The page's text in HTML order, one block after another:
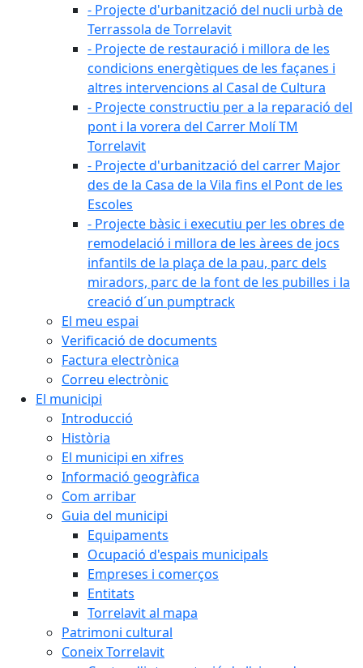
- Projecte d'urbanització del nucli urbà de
Terrassola de Torrelavit
- Projecte de restauració i millora de les
condicions energètiques de les façanes i
altres intervencions al Casal de Cultura
- Projecte constructiu per a la reparació del
pont i la vorera del Carrer Molí TM
Torrelavit
- Projecte d'urbanització del carrer Major
des de la Casa de la Vila fins el Pont de les
Escoles
- Projecte bàsic i executiu per les obres de
remodelació i millora de les àrees de jocs
infantils de la plaça de la pau, parc dels
miradors, parc de la font de les pubilles i la
creació d´un pumptrack
El meu espai
Verificació de documents
Factura electrònica
Correu electrònic
El municipi
Introducció
Història
El municipi en xifres
Informació geogràfica
Com arribar
Guia del municipi
Equipaments
Ocupació d'espais municipals
Empreses i comerços
Entitats
Torrelavit al mapa
Patrimoni cultural
Coneix Torrelavit